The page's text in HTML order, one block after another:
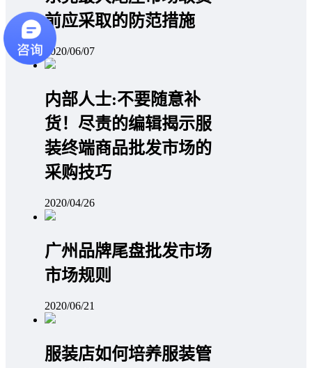
前应采取的防范措施
2020/06/07
内部人士:不要随意补
货！尽责的编辑揭示服
装终端商品批发市场的
采购技巧
2020/04/26
广州品牌尾盘批发市场
市场规则
2020/06/21
服装店如何培养服装管